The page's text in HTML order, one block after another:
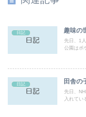
日記 趣味の
先日、1
公園はポ
日記 田舎の
先日、
入れてい